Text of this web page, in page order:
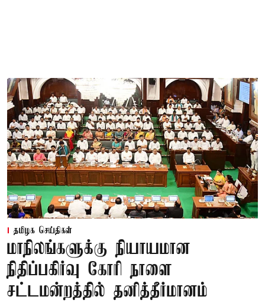
தமிழக செய்திகள்
மாநிலங்களுக்கு நியாயமான
நிதிப்பகிர்வு கோரி நாளை
சட்டமன்றத்தில் தனித்தீர்மானம்